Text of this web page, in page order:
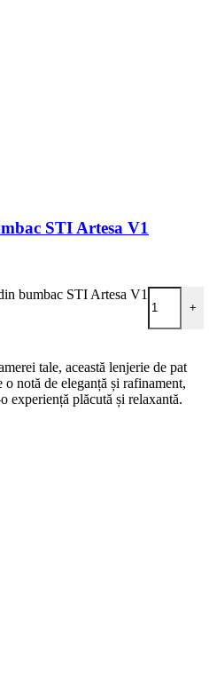
STI Artesa V1
bumbac STI Artesa V1
+
tale, această lenjerie de pat
notă de eleganță și rafinament,
experiență plăcută și relaxantă.